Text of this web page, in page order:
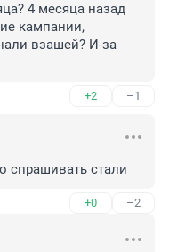
4 месяца назад
кампании,
взашей? И-за
+2 –1
спрашивать стали
+0 –2